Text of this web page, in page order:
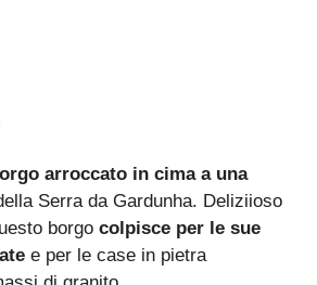
arroccato in cima a una
Serra da Gardunha. Deliziioso
borgo colpisce per le sue
e per le case in pietra